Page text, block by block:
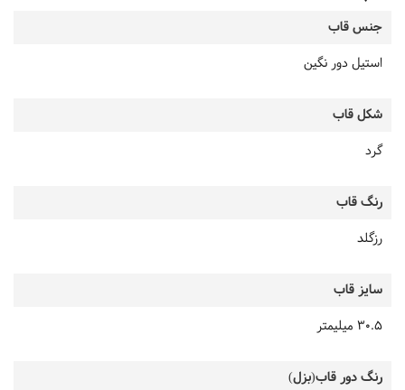
جنس قاب
استیل دور نگین
شکل قاب
گرد
رنگ قاب
رزگلد
سایز قاب
30.5 میلیمتر
رنگ دور قاب(بزل)